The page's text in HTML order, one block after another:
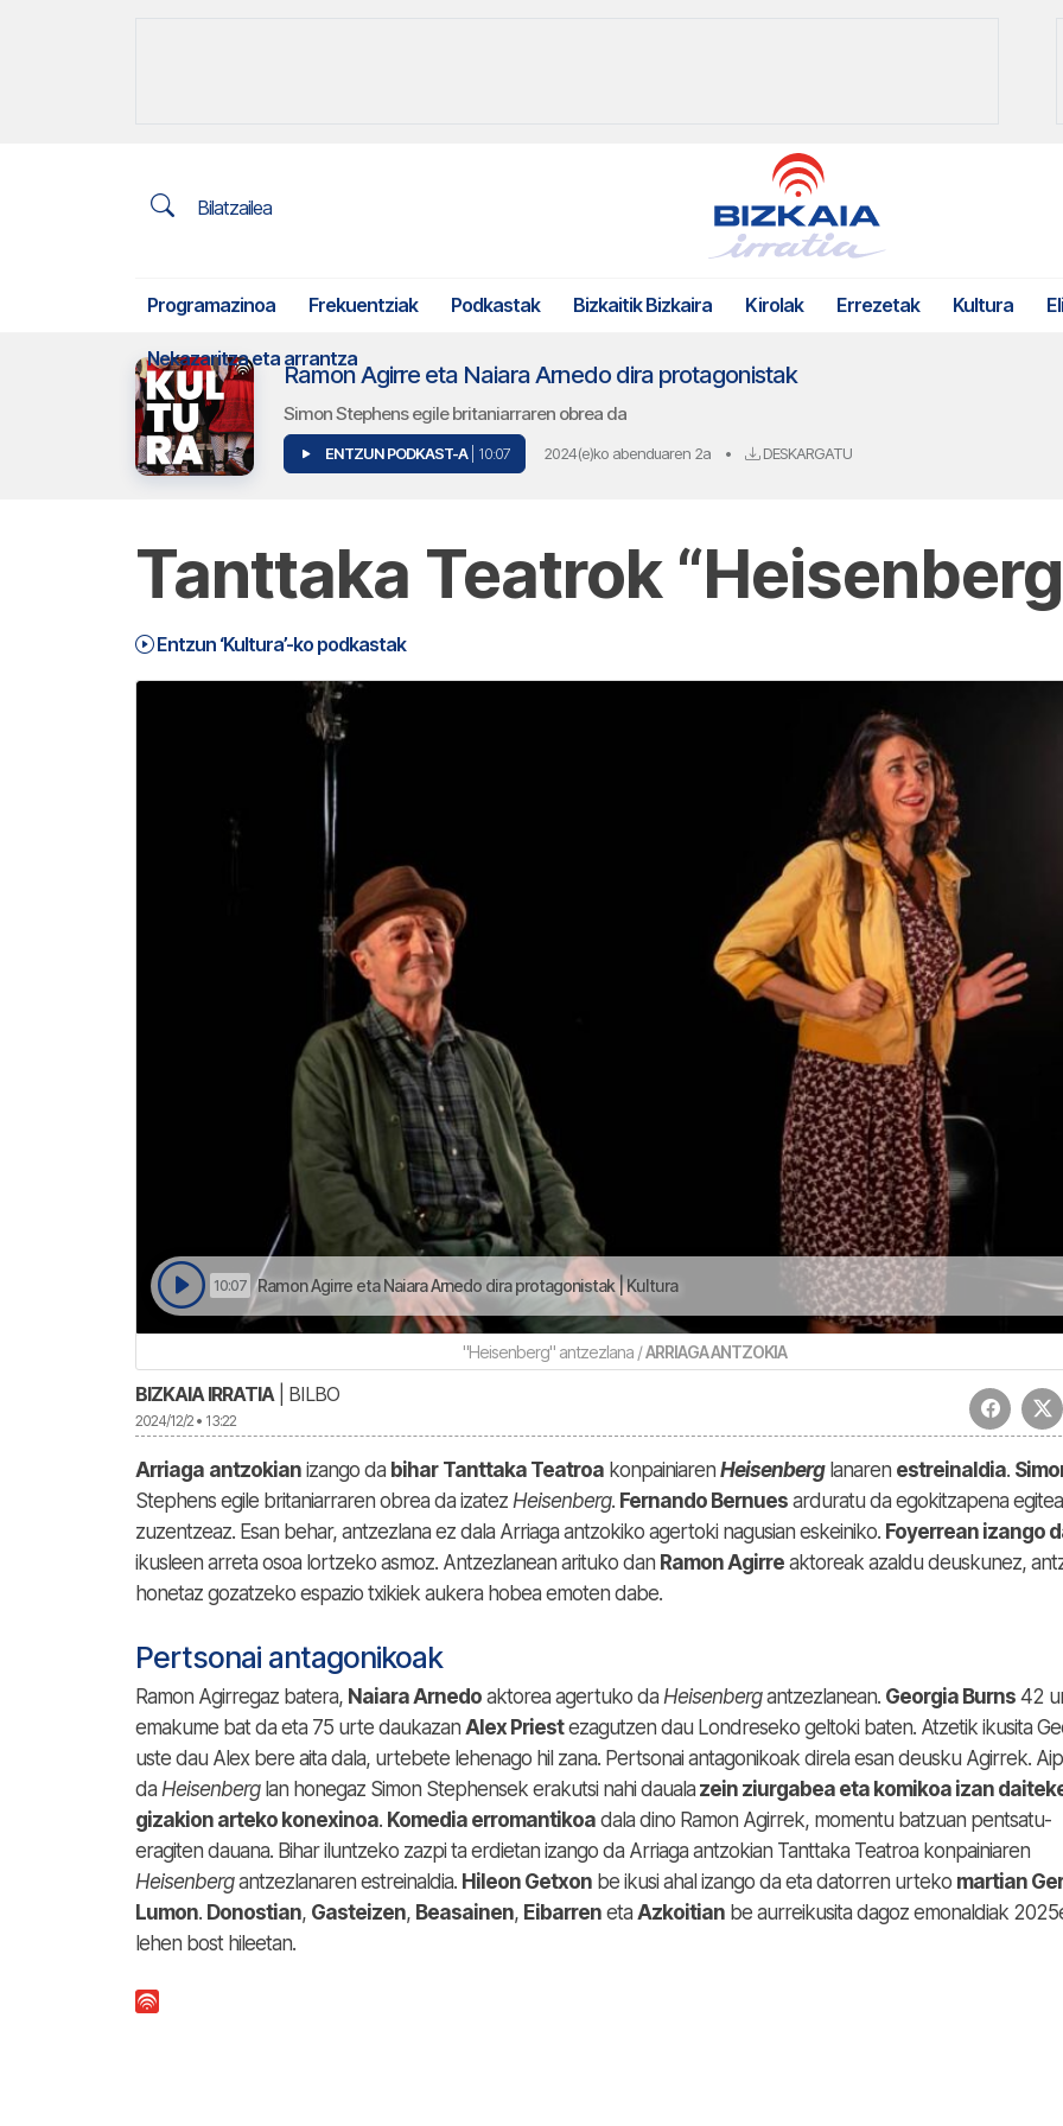
Bilatzailea
Programazinoa Frekuentziak Podkastak Bizkaitik Bizkaira Kirolak Errezetak Kultura
Nekazaritza eta arrantza
Ramon Agirre eta Naiara Arnedo dira protagonistak
Simon Stephens egile britaniarraren obrea da
ENTZUN PODKAST-A | 10:07 2024(e)ko abenduaren 2a • DESKARGATU
Tanttaka Teatrok
Entzun ‘Kultura’-ko podkastak
10:07 Ramon Agirre eta Naiara Arnedo dira protagonistak | Kultura
"Heisenberg" antzezlana /ARRIAGA ANTZOKIA
BIZKAIA IRRATIA | BILBO
2024/12/2 • 13:22
Arriaga antzokian izango da bihar Tanttaka Teatroa konpainiaren Heisenberglanaren estreinaldia.
Stephens egile britaniarraren obrea da izatez Heisenberg. Fernando Bernues arduratu da egokitzapena
zuzentzeaz. Esan behar, antzezlana ez dala Arriaga antzokiko agertoki nagusian eskeiniko. Foyerrean izango
ikusleen arreta osoa lortzeko asmoz. Antzezlanean arituko dan Ramon Agirre aktoreak azaldu deuskunez,
honetaz gozatzeko espazio txikiek aukera hobea emoten dabe.
Pertsonai antagonikoak
Ramon Agirregaz batera, Naiara Arnedo aktorea agertuko da Heisenbergantzezlanean. Georgia Burns 42
emakume bat da eta 75 urte daukazan Alex Priestezagutzen dau Londreseko geltoki baten. Atzetik ikusita
uste dau Alex bere aita dala, urtebete lehenago hil zana. Pertsonai antagonikoak direla esan deusku Agirrek.
da Heisenberglan honegaz Simon Stephensek erakutsi nahi dauala zein ziurgabea eta komikoa izan
gizakion arteko konexinoa. Komedia erromantikoa dala dino Ramon Agirrek, momentu batzuan pentsatu-
eragiten dauana. Bihar iluntzeko zazpi ta erdietan izango da Arriaga antzokian Tanttaka Teatroa konpainiaren
Heisenbergantzezlanaren estreinaldia. Hileon Getxon be ikusi ahal izango da eta datorren urteko martian
Lumon. Donostian, Gasteizen, Beasainen, Eibarren eta Azkoitian be aurreikusita dagoz emonaldiak
lehen bost hileetan.